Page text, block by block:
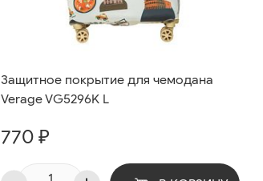
Защитное покрытие для чемодана
Verage VG5296K L
770 ₽